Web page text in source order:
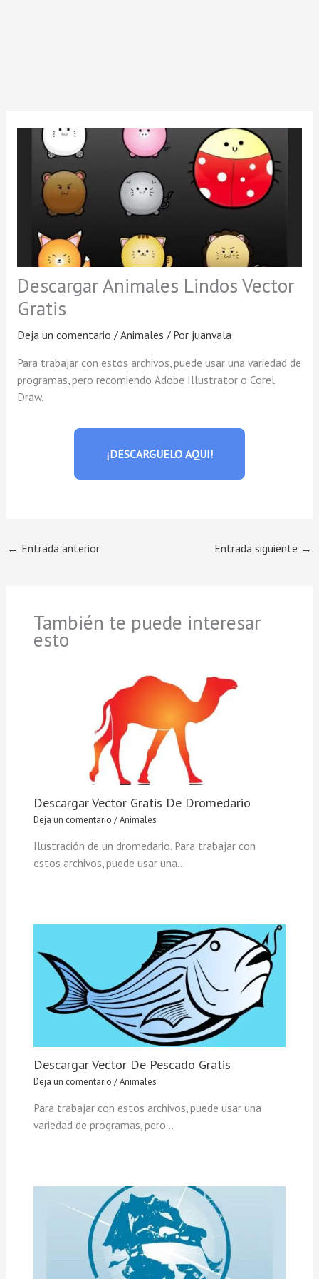
Descargar Animales Lindos Vector
Gratis
Deja un comentario /Animales / Por juanvala
Para trabajar con estos archivos, puede usar una variedad de
programas, pero recomiendo Adobe Illustrator o Corel
Draw.
¡DESCARGUELO AQUI!
← Entrada anterior Entrada siguiente →
También te puede interesar
esto
Descargar Vector Gratis De Dromedario
Deja un comentario /Animales
Ilustración de un dromedario. Para trabajar con
estos archivos, puede usar una…
Descargar Vector De Pescado Gratis
Deja un comentario /Animales
Para trabajar con estos archivos, puede usar una
variedad de programas, pero…